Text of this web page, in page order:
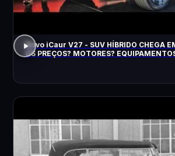
Novo iCaur V27 - SUV HÍBRIDO CHEGA
OS PREÇOS? MOTORES?